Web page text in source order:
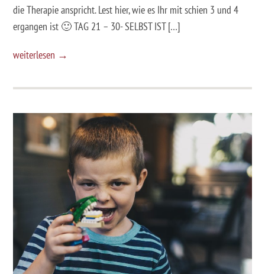
die Therapie anspricht. Lest hier, wie es Ihr mit schien 3 und 4
ergangen ist 🙂 TAG 21 – 30- SELBST IST […]
weiterlesen →